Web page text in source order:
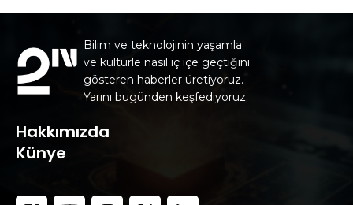
Bilim ve teknolojinin yaşamla
ve kültürle nasıl iç içe geçtiğini
gösteren haberler üretiyoruz.
Yarını bugünden keşfediyoruz.
Hakkımızda
Künye